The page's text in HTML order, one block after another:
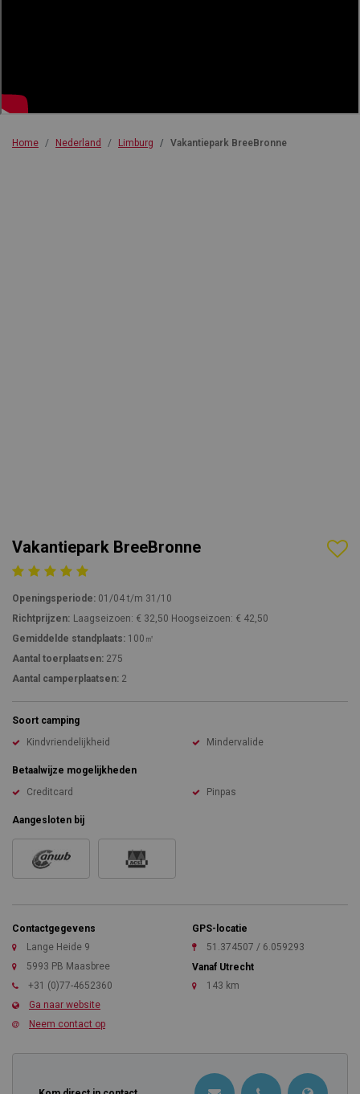
Vakantiepark BreeBronne
Openingsperiode: 01/04 t/m 31/10
Richtprijzen: Laagseizoen: € 32,50 Hoogseizoen: € 42,50
Gemiddelde standplaats: 100㎡
Aantal toerplaatsen: 275
Aantal camperplaatsen: 2
Soort camping
Kindvriendelijkheid
Mindervalide
Betaalwijze mogelijkheden
Creditcard
Pinpas
Aangesloten bij
Contactgegevens
Lange Heide 9
5993 PB Maasbree
+31 (0)77-4652360
Ga naar website
Neem contact op
GPS-locatie
51.374507 / 6.059293
Vanaf Utrecht
143 km
Home Nederland Limburg Vakantiepark BreeBronne